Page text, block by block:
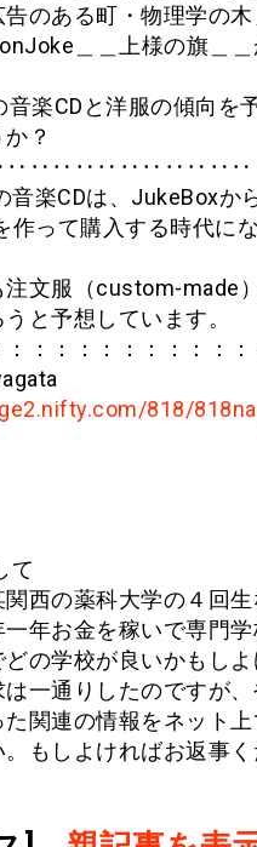
のある町・物理学の木
＿＿上様の旗＿
楽CDと洋服の傾向を
？
音楽CDは、JukeBoxか
作って購入する時代に
文服（custom-made
と予想しています。
：：：：：：：：：：
818/
て
西の薬科大学の４回
年お金を稼いで専門
の学校が良いかもし
一通りしたのですが
関連の情報をネット
もしよければお返事く